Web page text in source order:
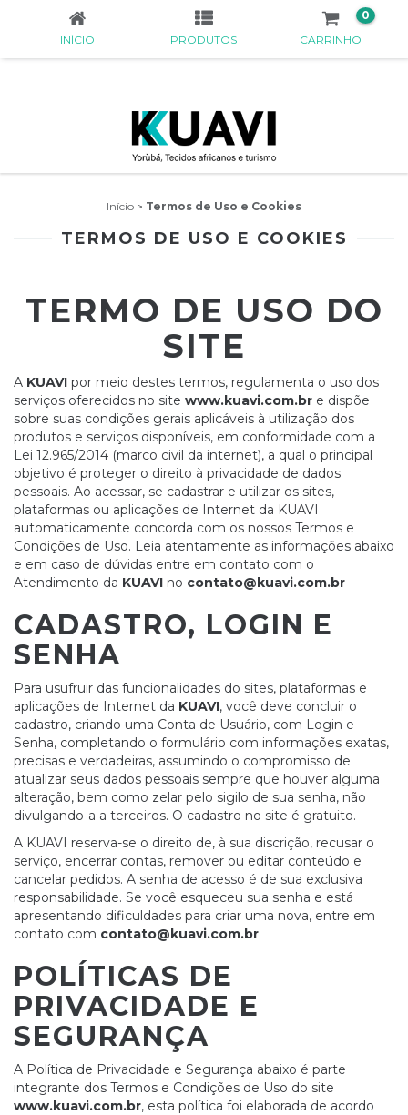
INÍCIO PRODUTOS CARRINHO
0
Início > Termos de Uso e Cookies
TERMOS DE USO E COOKIES
TERMO DE USO DO
SITE
A KUAVI por meio destes termos, regulamenta o uso dos
serviços oferecidos no site www.kuavi.com.br e dispõe
sobre suas condições gerais aplicáveis à utilização dos
produtos e serviços disponíveis, em conformidade com a
Lei 12.965/2014 (marco civil da internet), a qual o principal
objetivo é proteger o direito à privacidade de dados
pessoais. Ao acessar, se cadastrar e utilizar os sites,
plataformas ou aplicações de Internet da KUAVI
automaticamente concorda com os nossos Termos e
Condições de Uso. Leia atentamente as informações abaixo
e em caso de dúvidas entre em contato com o
Atendimento da KUAVI no contato@kuavi.com.br
CADASTRO, LOGIN E
SENHA
Para usufruir das funcionalidades do sites, plataformas e
aplicações de Internet da KUAVI, você deve concluir o
cadastro, criando uma Conta de Usuário, com Login e
Senha, completando o formulário com informações exatas,
precisas e verdadeiras, assumindo o compromisso de
atualizar seus dados pessoais sempre que houver alguma
alteração, bem como zelar pelo sigilo de sua senha, não
divulgando-a a terceiros. O cadastro no site é gratuito.
A KUAVI reserva-se o direito de, à sua discrição, recusar o
serviço, encerrar contas, remover ou editar conteúdo e
cancelar pedidos. A senha de acesso é de sua exclusiva
responsabilidade. Se você esqueceu sua senha e está
apresentando dificuldades para criar uma nova, entre em
contato com contato@kuavi.com.br
POLÍTICAS DE
PRIVACIDADE E
SEGURANÇA
A Política de Privacidade e Segurança abaixo é parte
integrante dos Termos e Condições de Uso do site
www.kuavi.com.br, esta política foi elaborada de acordo